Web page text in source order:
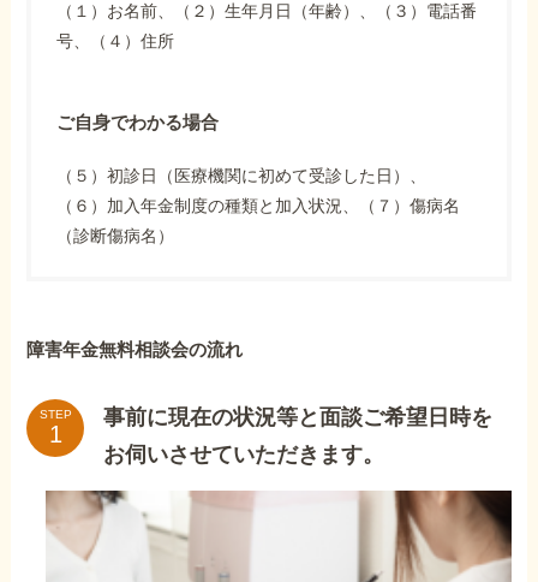
（１）お名前、（２）生年月日（年齢）、（３）電話番
号、（４）住所
ご自身でわかる場合
（５）初診日（医療機関に初めて受診した日）、
（６）加入年金制度の種類と加入状況、（７）傷病名
（診断傷病名）
障害年金無料相談会の流れ
STEP
事前に現在の状況等と面談ご希望日時を
お伺いさせていただきます。